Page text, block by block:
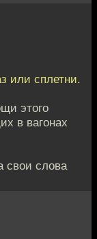
или сплетни.
этого
в вагонах
свои слова